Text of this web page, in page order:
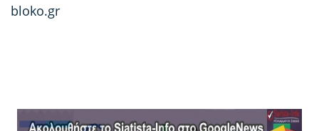
bloko.gr